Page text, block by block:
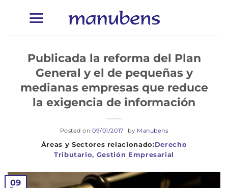
Derecho
Tributario, Gestión Empresarial
Publicada la reforma del Plan
General y el de pequeñas y
medianas empresas que reduce
la exigencia de información
Posted on09/01/2017 by Manubens
09